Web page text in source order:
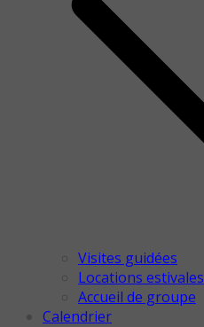
Visites guidées
Locations estivales
Accueil de groupe
Calendrier